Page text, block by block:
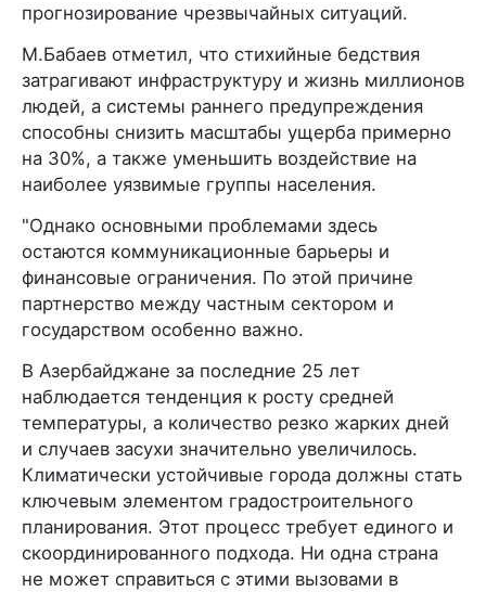
прогнозирование чрезвычайных ситуаций.
М.Бабаев отметил, что стихийные бедствия
затрагивают инфраструктуру и жизнь миллионов
людей, а системы раннего предупреждения
способны снизить масштабы ущерба примерно
на 30%, а также уменьшить воздействие на
наиболее уязвимые группы населения.
"Однако основными проблемами здесь
остаются коммуникационные барьеры и
финансовые ограничения. По этой причине
партнерство между частным сектором и
государством особенно важно.
В Азербайджане за последние 25 лет
наблюдается тенденция к росту средней
температуры, а количество резко жарких дней
и случаев засухи значительно увеличилось.
Климатически устойчивые города должны стать
ключевым элементом градостроительного
планирования. Этот процесс требует единого и
скоординированного подхода. Ни одна страна
не может справиться с этими вызовами в